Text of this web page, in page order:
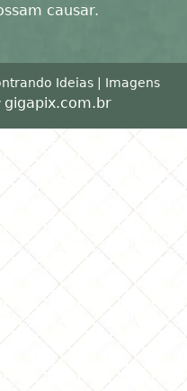
causar.
Ideias | Imagens
gigapix.com.br